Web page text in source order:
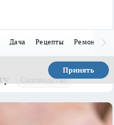
Дача Рецепты Ремонт
Принять
Садоводство